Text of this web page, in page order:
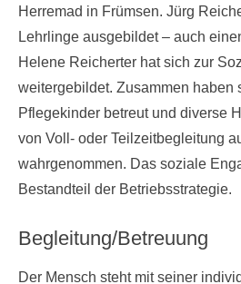
Herremad in Frümsen. Jürg
Lehrlinge ausgebildet – auch
Helene Reicherter hat sich zur
weitergebildet. Zusammen haben
Pflegekinder betreut und diverse
von Voll- oder Teilzeitbegleitung
wahrgenommen. Das soziale
Bestandteil der Betriebsstrategie.
Begleitung/Betreuung
Der Mensch steht mit seiner